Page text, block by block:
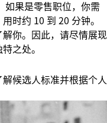
如果是零售职位，你需
时约 10 到 20 分钟。
你。因此，请尽情展现
之处。
候选人标准并根据个人